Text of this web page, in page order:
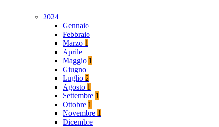
2024
Gennaio
Febbraio
Marzo 1
Aprile
Maggio 1
Giugno
Luglio 2
Agosto 1
Settembre 1
Ottobre 1
Novembre 1
Dicembre